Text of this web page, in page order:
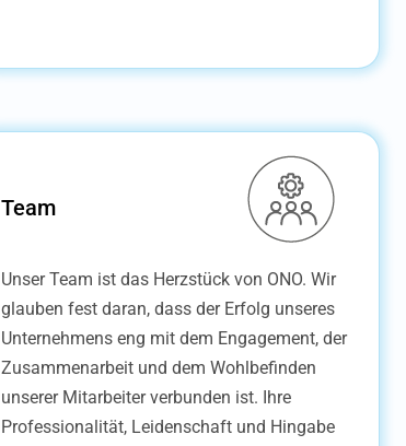
Team
Unser Team ist das Herzstück von ONO. Wir
glauben fest daran, dass der Erfolg unseres
Unternehmens eng mit dem Engagement, der
Zusammenarbeit und dem Wohlbefinden
unserer Mitarbeiter verbunden ist. Ihre
Professionalität, Leidenschaft und Hingabe